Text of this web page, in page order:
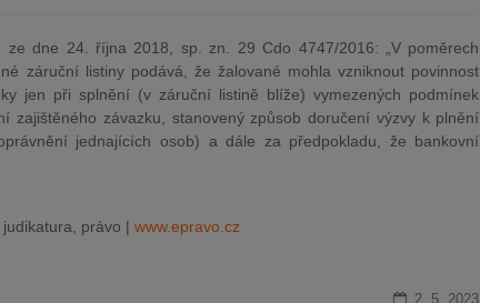
ze dne 24. října 2018, sp. zn. 29 Cdo 4747/2016: „V poměrech
záruční listiny podává, že žalované mohla vzniknout povinnost
jen při splnění (v záruční listině blíže) vymezených podmínek
zajištěného závazku, stanovený způsob doručení výzvy k plnění
jednajících osob) a dále za předpokladu, že bankovní
právo | www.epravo.cz
2. 5. 2023